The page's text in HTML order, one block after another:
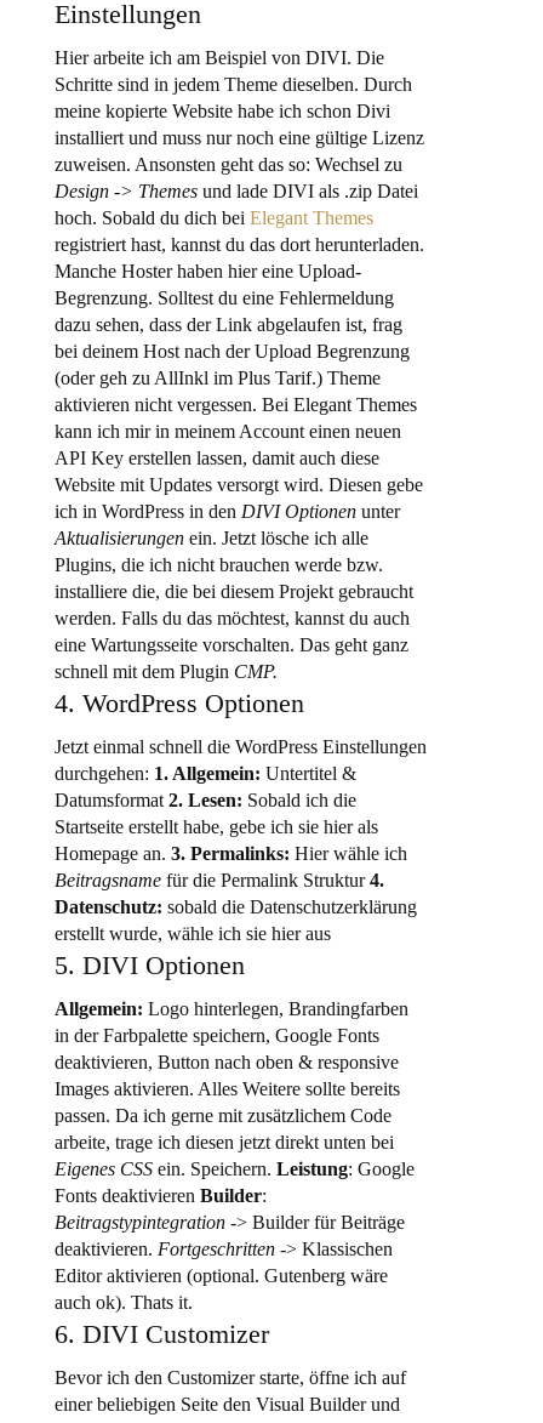
Einstellungen
Hier arbeite ich am Beispiel von DIVI. Die
Schritte sind in jedem Theme dieselben. Durch
meine kopierte Website habe ich schon Divi
installiert und muss nur noch eine gültige Lizenz
zuweisen. Ansonsten geht das so: Wechsel zu
Design -> Themesund lade DIVI als .zip Datei
hoch. Sobald du dich bei Elegant Themes
registriert hast, kannst du das dort herunterladen.
Manche Hoster haben hier eine Upload-
Begrenzung. Solltest du eine Fehlermeldung
dazu sehen, dass der Link abgelaufen ist, frag
bei deinem Host nach der Upload Begrenzung
(oder geh zu AllInkl im Plus Tarif.) Theme
aktivieren nicht vergessen. Bei Elegant Themes
kann ich mir in meinem Account einen neuen
API Key erstellen lassen, damit auch diese
Website mit Updates versorgt wird. Diesen gebe
ich in WordPress in den DIVI Optionenunter
Aktualisierungenein. Jetzt lösche ich alle
Plugins, die ich nicht brauchen werde bzw.
installiere die, die bei diesem Projekt gebraucht
werden. Falls du das möchtest, kannst du auch
eine Wartungsseite vorschalten. Das geht ganz
schnell mit dem Plugin CMP.
4. WordPress Optionen
Jetzt einmal schnell die WordPress Einstellungen
durchgehen: 1. Allgemein: Untertitel &
Datumsformat 2. Lesen: Sobald ich die
Startseite erstellt habe, gebe ich sie hier als
Homepage an. 3. Permalinks: Hier wähle ich
Beitragsnamefür die Permalink Struktur4.
Datenschutz: sobald die Datenschutzerklärung
erstellt wurde, wähle ich sie hier aus
5. DIVI Optionen
Allgemein: Logo hinterlegen, Brandingfarben
in der Farbpalette speichern, Google Fonts
deaktivieren, Button nach oben & responsive
Images aktivieren. Alles Weitere sollte bereits
passen. Da ich gerne mit zusätzlichem Code
arbeite, trage ich diesen jetzt direkt unten bei
Eigenes CSSein. Speichern. Leistung: Google
Fonts deaktivieren Builder:
Beitragstypintegration-> Builder für Beiträge
deaktivieren. Fortgeschritten-> Klassischen
Editor aktivieren (optional. Gutenberg wäre
auch ok). Thats it.
6. DIVI Customizer
Bevor ich den Customizer starte, öffne ich auf
einer beliebigen Seite den Visual Builder und